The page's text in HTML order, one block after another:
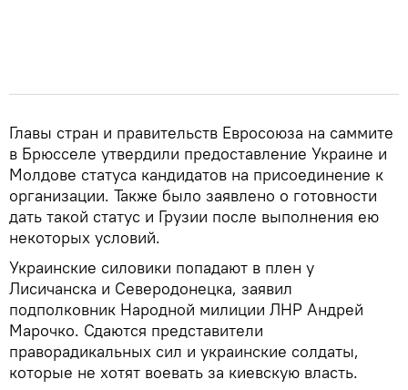
Главы стран и правительств Евросоюза на саммите
в Брюсселе утвердили предоставление Украине и
Молдове статуса кандидатов на присоединение к
организации. Также было заявлено о готовности
дать такой статус и Грузии после выполнения ею
некоторых условий.
Украинские силовики попадают в плен у
Лисичанска и Северодонецка, заявил
подполковник Народной милиции ЛНР Андрей
Марочко. Сдаются представители
праворадикальных сил и украинские солдаты,
которые не хотят воевать за киевскую власть.